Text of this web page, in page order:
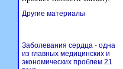
Другие материалы
Заболевания сердца - одна
из главных медицинских и
экономических проблем 21